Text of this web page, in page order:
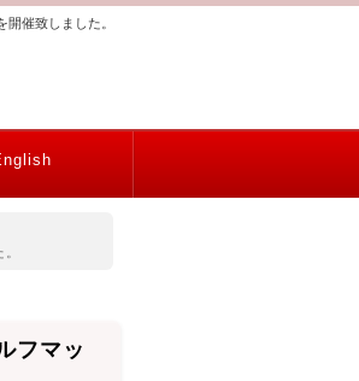
催致しました。
フマッ